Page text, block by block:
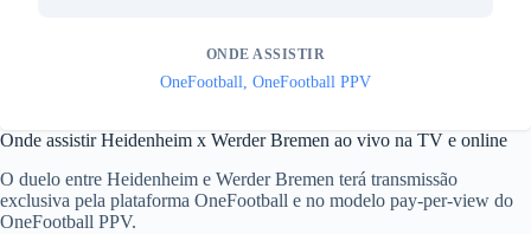
ONDE ASSISTIR
OneFootball, OneFootball PPV
Onde assistir Heidenheim x Werder Bremen ao vivo na TV e online
O duelo entre Heidenheim e Werder Bremen terá transmissão
exclusiva pela plataforma OneFootball e no modelo pay-per-view do
OneFootball PPV.